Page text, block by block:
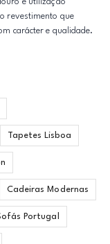
revestimento que
carácter e qualidade.
Tapetes Lisboa
Cadeiras Modernas
Portugal